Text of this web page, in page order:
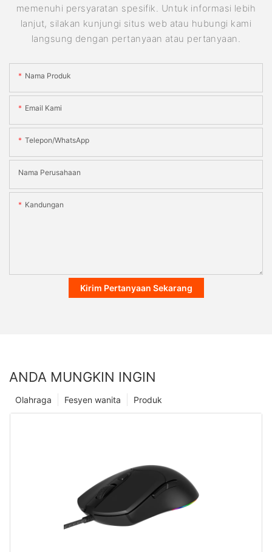
memenuhi persyaratan spesifik. Untuk informasi lebih
lanjut, silakan kunjungi situs web atau hubungi kami
langsung dengan pertanyaan atau pertanyaan.
Nama Produk
Email Kami
Telepon/WhatsApp
Nama Perusahaan
Kandungan
Kirim Pertanyaan Sekarang
ANDA MUNGKIN INGIN
Produk
Fesyen wanita
Olahraga